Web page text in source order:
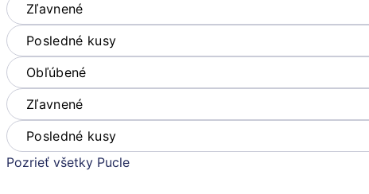
Zľavnené
Posledné kusy
Obľúbené
Zľavnené
Posledné kusy
Pozrieť všetky Pucle